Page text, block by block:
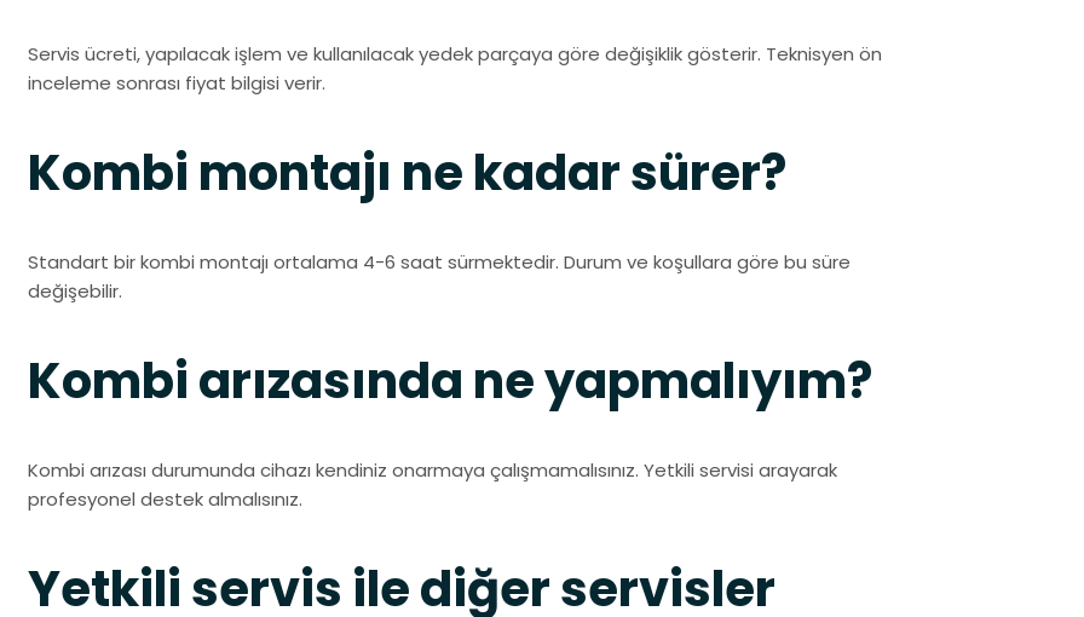
Servis ücreti, yapılacak işlem ve kullanılacak yedek parçaya göre değişiklik gösterir. Teknisyen ön
inceleme sonrası fiyat bilgisi verir.
Kombi montajı ne kadar sürer?
Standart bir kombi montajı ortalama 4-6 saat sürmektedir. Durum ve koşullara göre bu süre
değişebilir.
Kombi arızasında ne yapmalıyım?
Kombi arızası durumunda cihazı kendiniz onarmaya çalışmamalısınız. Yetkili servisi arayarak
profesyonel destek almalısınız.
Yetkili servis ile diğer servisler